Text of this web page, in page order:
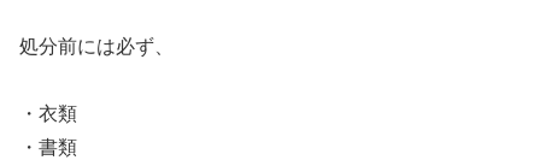
処分前には必ず、
・衣類
・書類